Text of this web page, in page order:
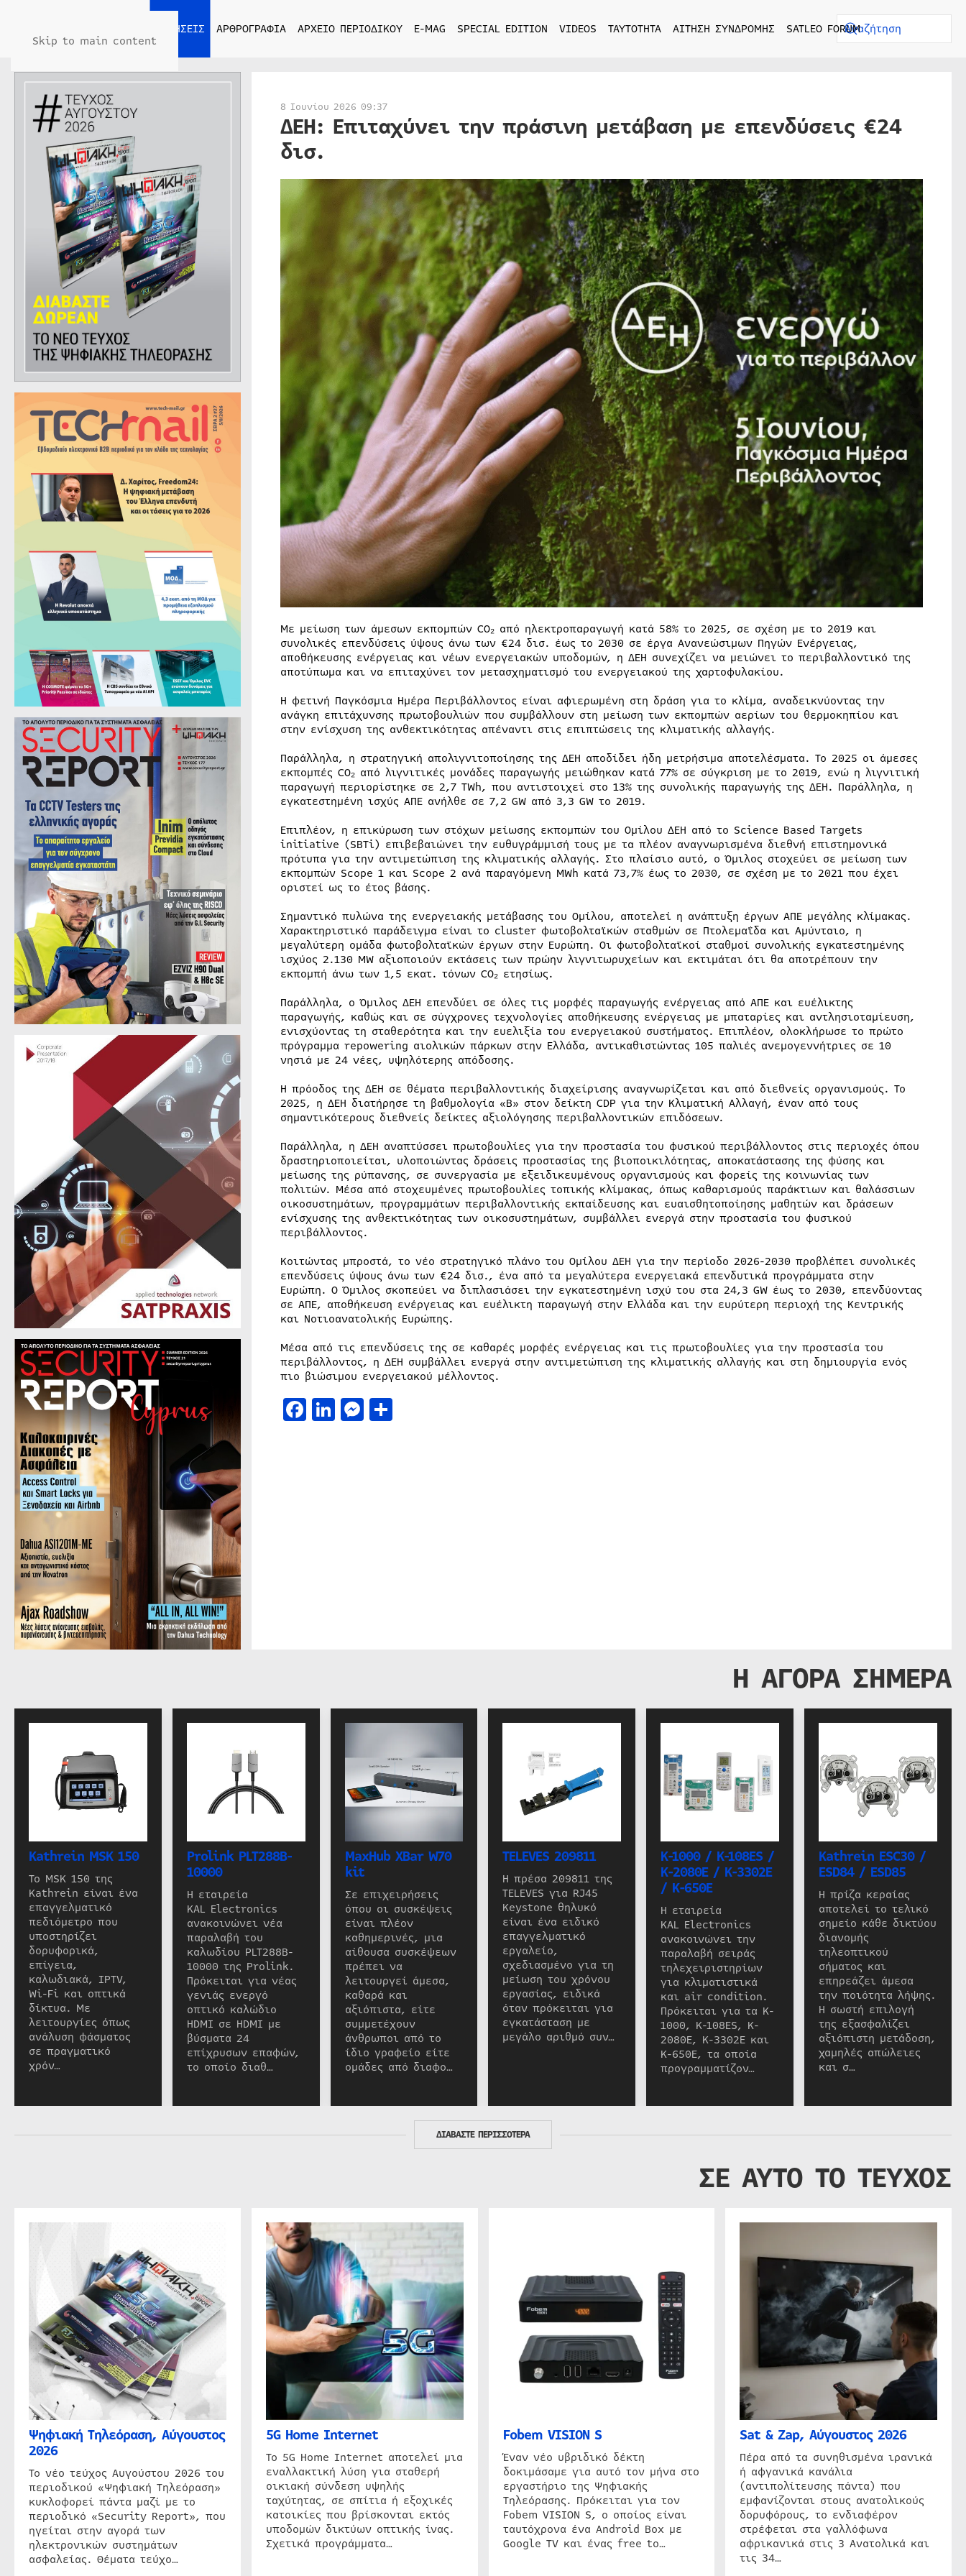
Skip to main content
ΕΙΔΗΣΕΙΣ ΑΡΘΡΟΓΡΑΦΙΑ ΑΡΧΕΙΟ ΠΕΡΙΟΔΙΚΟΥ E-MAG SPECIAL EDITION VIDEOS ΤΑΥΤΟΤΗΤΑ ΑΙΤΗΣΗ ΣΥΝΔΡΟΜΗΣ SATLEO FORUM
8 Ιουνίου 2026 09:37
ΔΕΗ: Επιταχύνει την πράσινη μετάβαση με επενδύσεις €24
δισ.
Με μείωση των άμεσων εκπομπών CO₂ από ηλεκτροπαραγωγή κατά 58% το 2025, σε σχέση με το 2019 και
συνολικές επενδύσεις ύψους άνω των €24 δισ. έως το 2030 σε έργα Ανανεώσιμων Πηγών Ενέργειας,
αποθήκευσης ενέργειας και νέων ενεργειακών υποδομών, η ΔΕΗ συνεχίζει να μειώνει το περιβαλλοντικό της
αποτύπωμα και να επιταχύνει τον μετασχηματισμό του ενεργειακού της χαρτοφυλακίου.
Η φετινή Παγκόσμια Ημέρα Περιβάλλοντος είναι αφιερωμένη στη δράση για το κλίμα, αναδεικνύοντας την
ανάγκη επιτάχυνσης πρωτοβουλιών που συμβάλλουν στη μείωση των εκπομπών αερίων του θερμοκηπίου και
στην ενίσχυση της ανθεκτικότητας απέναντι στις επιπτώσεις της κλιματικής αλλαγής.
Παράλληλα, η στρατηγική απολιγνιτοποίησης της ΔΕΗ αποδίδει ήδη μετρήσιμα αποτελέσματα. Το 2025 οι άμεσες
εκπομπές CO₂ από λιγνιτικές μονάδες παραγωγής μειώθηκαν κατά 77% σε σύγκριση με το 2019, ενώ η λιγνιτική
παραγωγή περιορίστηκε σε 2,7 TWh, που αντιστοιχεί στο 13% της συνολικής παραγωγής της ΔΕΗ. Παράλληλα, η
εγκατεστημένη ισχύς ΑΠΕ ανήλθε σε 7,2 GW από 3,3 GW το 2019.
Επιπλέον, η επικύρωση των στόχων μείωσης εκπομπών του Ομίλου ΔΕΗ από το Science Based Targets
initiative (SBTi) επιβεβαιώνει την ευθυγράμμισή τους με τα πλέον αναγνωρισμένα διεθνή επιστημονικά
πρότυπα για την αντιμετώπιση της κλιματικής αλλαγής. Στο πλαίσιο αυτό, ο Όμιλος στοχεύει σε μείωση των
εκπομπών Scope 1 και Scope 2 ανά παραγόμενη MWh κατά 73,7% έως το 2030, σε σχέση με το 2021 που έχει
οριστεί ως το έτος βάσης.
Σημαντικό πυλώνα της ενεργειακής μετάβασης του Ομίλου, αποτελεί η ανάπτυξη έργων ΑΠΕ μεγάλης κλίμακας.
Χαρακτηριστικό παράδειγμα είναι το cluster φωτοβολταϊκών σταθμών σε Πτολεμαΐδα και Αμύνταιο, η
μεγαλύτερη ομάδα φωτοβολταϊκών έργων στην Ευρώπη. Οι φωτοβολταϊκοί σταθμοί συνολικής εγκατεστημένης
ισχύος 2.130 MW αξιοποιούν εκτάσεις των πρώην λιγνιτωρυχείων και εκτιμάται ότι θα αποτρέπουν την
εκπομπή άνω των 1,5 εκατ. τόνων CO₂ ετησίως.
Παράλληλα, ο Όμιλος ΔΕΗ επενδύει σε όλες τις μορφές παραγωγής ενέργειας από ΑΠΕ και ευέλικτης
παραγωγής, καθώς και σε σύγχρονες τεχνολογίες αποθήκευσης ενέργειας με μπαταρίες και αντλησιοταμίευση,
ενισχύοντας τη σταθερότητα και την ευελιξίa του ενεργειακού συστήματος. Επιπλέον, ολοκλήρωσε το πρώτο
πρόγραμμα repowering αιολικών πάρκων στην Ελλάδα, αντικαθιστώντας 105 παλιές ανεμογεννήτριες σε 10
νησιά με 24 νέες, υψηλότερης απόδοσης.
Η πρόοδος της ΔΕΗ σε θέματα περιβαλλοντικής διαχείρισης αναγνωρίζεται και από διεθνείς οργανισμούς. Το
2025, η ΔΕΗ διατήρησε τη βαθμολογία «Β» στον δείκτη CDP για την Κλιματική Αλλαγή, έναν από τους
σημαντικότερους διεθνείς δείκτες αξιολόγησης περιβαλλοντικών επιδόσεων.
Παράλληλα, η ΔΕΗ αναπτύσσει πρωτοβουλίες για την προστασία του φυσικού περιβάλλοντος στις περιοχές όπου
δραστηριοποιείται, υλοποιώντας δράσεις προστασίας της βιοποικιλότητας, αποκατάστασης της φύσης και
μείωσης της ρύπανσης, σε συνεργασία με εξειδικευμένους οργανισμούς και φορείς της κοινωνίας των
πολιτών. Μέσα από στοχευμένες πρωτοβουλίες τοπικής κλίμακας, όπως καθαρισμούς παράκτιων και θαλάσσιων
οικοσυστημάτων, προγραμμάτων περιβαλλοντικής εκπαίδευσης και ευαισθητοποίησης μαθητών και δράσεων
ενίσχυσης της ανθεκτικότητας των οικοσυστημάτων, συμβάλλει ενεργά στην προστασία του φυσικού
περιβάλλοντος.
Κοιτώντας μπροστά, το νέο στρατηγικό πλάνο του Ομίλου ΔΕΗ για την περίοδο 2026-2030 προβλέπει συνολικές
επενδύσεις ύψους άνω των €24 δισ., ένα από τα μεγαλύτερα ενεργειακά επενδυτικά προγράμματα στην
Ευρώπη. Ο Όμιλος σκοπεύει να διπλασιάσει την εγκατεστημένη ισχύ του στα 24,3 GW έως το 2030, επενδύοντας
σε ΑΠΕ, αποθήκευση ενέργειας και ευέλικτη παραγωγή στην Ελλάδα και την ευρύτερη περιοχή της Κεντρικής
και Νοτιοανατολικής Ευρώπης.
Μέσα από τις επενδύσεις της σε καθαρές μορφές ενέργειας και τις πρωτοβουλίες για την προστασία του
περιβάλλοντος, η ΔΕΗ συμβάλλει ενεργά στην αντιμετώπιση της κλιματικής αλλαγής και στη δημιουργία ενός
πιο βιώσιμου ενεργειακού μέλλοντος.
Facebook
LinkedIn
Messenger
Μοιραστείτε
Η ΑΓΟΡΑ ΣΗΜΕΡΑ
Kathrein MSK 150
Το MSK 150 της
Kathrein είναι ένα
επαγγελματικό
πεδιόμετρο που
υποστηρίζει
δορυφορικά,
επίγεια,
καλωδιακά, IPTV,
Wi-Fi και οπτικά
δίκτυα. Με
λειτουργίες όπως
ανάλυση φάσματος
σε πραγματικό
χρόν…
Prolink PLT288B-
10000
Η εταιρεία
KAL Electronics
ανακοινώνει νέα
παραλαβή του
καλωδίου PLT288B-
10000 της Prolink.
Πρόκειται για νέας
γενιάς ενεργό
οπτικό καλώδιο
HDMI σε HDMI με
βύσματα 24
επίχρυσων επαφών,
το οποίο διαθ…
MaxHub XBar W70
kit
Σε επιχειρήσεις
όπου οι συσκέψεις
είναι πλέον
καθημερινές, μια
αίθουσα συσκέψεων
πρέπει να
λειτουργεί άμεσα,
καθαρά και
αξιόπιστα, είτε
συμμετέχουν
άνθρωποι από το
ίδιο γραφείο είτε
ομάδες από διαφο…
TELEVES 209811
Η πρέσα 209811 της
TELEVES για RJ45
Keystone θηλυκό
είναι ένα ειδικό
επαγγελματικό
εργαλείο,
σχεδιασμένο για τη
μείωση του χρόνου
εργασίας, ειδικά
όταν πρόκειται για
εγκατάσταση με
μεγάλο αριθμό συν…
K-1000 / K-108ES /
K-2080E / K-3302E
/ K-650E
Η εταιρεία
KAL Electronics
ανακοινώνει την
παραλαβή σειράς
τηλεχειριστηρίων
για κλιματιστικά
και air condition.
Πρόκειται για τα K-
1000, K-108ES, K-
2080E, K-3302E και
K-650E, τα οποία
προγραμματίζον…
Kathrein ESC30 /
ESD84 / ESD85
Η πρίζα κεραίας
αποτελεί το τελικό
σημείο κάθε δικτύου
διανομής
τηλεοπτικού
σήματος και
επηρεάζει άμεσα
την ποιότητα λήψης.
Η σωστή επιλογή
της εξασφαλίζει
αξιόπιστη μετάδοση,
χαμηλές απώλειες
και σ…
ΔΙΑΒΑΣΤΕ ΠΕΡΙΣΣΟΤΕΡΑ
ΣΕ ΑΥΤΟ ΤΟ ΤΕΥΧΟΣ
Ψηφιακή Τηλεόραση, Αύγουστος
2026
Το νέο τεύχος Αυγούστου 2026 του
περιοδικού «Ψηφιακή Τηλεόραση»
κυκλοφορεί πάντα μαζί με το
περιοδικό «Security Report», που
ηγείται στην αγορά των
ηλεκτρονικών συστημάτων
ασφαλείας. Θέματα τεύχο…
5G Home Internet
Το 5G Home Internet αποτελεί μια
εναλλακτική λύση για σταθερή
οικιακή σύνδεση υψηλής
ταχύτητας, σε σπίτια ή εξοχικές
κατοικίες που βρίσκονται εκτός
υποδομών δικτύων οπτικής ίνας.
Σχετικά προγράμματα…
Fobem VISION S
Έναν νέο υβριδικό δέκτη
δοκιμάσαμε για αυτό τον μήνα στο
εργαστήριο της Ψηφιακής
Τηλεόρασης. Πρόκειται για τον
Fobem VISION S, ο οποίος είναι
ταυτόχρονα ένα Android Box με
Google TV και ένας free to…
Sat & Zap, Αύγουστος 2026
Πέρα από τα συνηθισμένα ιρανικά
ή αφγανικά κανάλια
(αντιπολίτευσης πάντα) που
εμφανίζονται στους ανατολικούς
δορυφόρους, το ενδιαφέρον
στρέφεται στα γαλλόφωνα
αφρικανικά στις 3 Ανατολικά και
τις 34…